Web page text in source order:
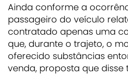
Ainda conforme a
passageiro do veículo
contratado apenas uma
que, durante o trajeto, o
oferecido substâncias
venda, proposta que disse